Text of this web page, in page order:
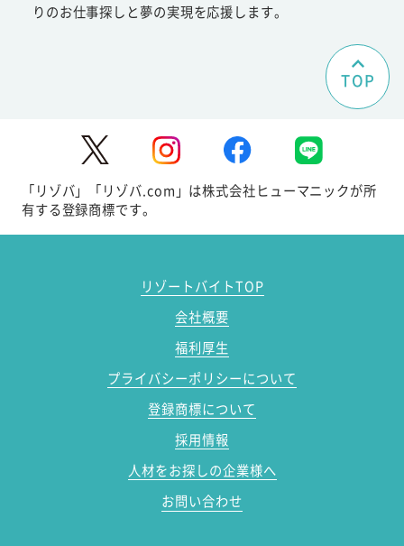
りのお仕事探しと夢の実現を応援します。
TOP
「リゾバ」「リゾバ.com」は株式会社ヒューマニックが所
有する登録商標です。
リゾートバイトTOP
会社概要
福利厚生
プライバシーポリシーについて
登録商標について
採用情報
人材をお探しの企業様へ
お問い合わせ